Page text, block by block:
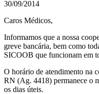
30/09/2014
Caros ​Médicos​,
Informamos que a nossa
greve bancária, bem como
SICOOB ​que funcionam ​em
O horário de atendimento
RN (Ag. 4418) permanece o
os ​dias úteis.